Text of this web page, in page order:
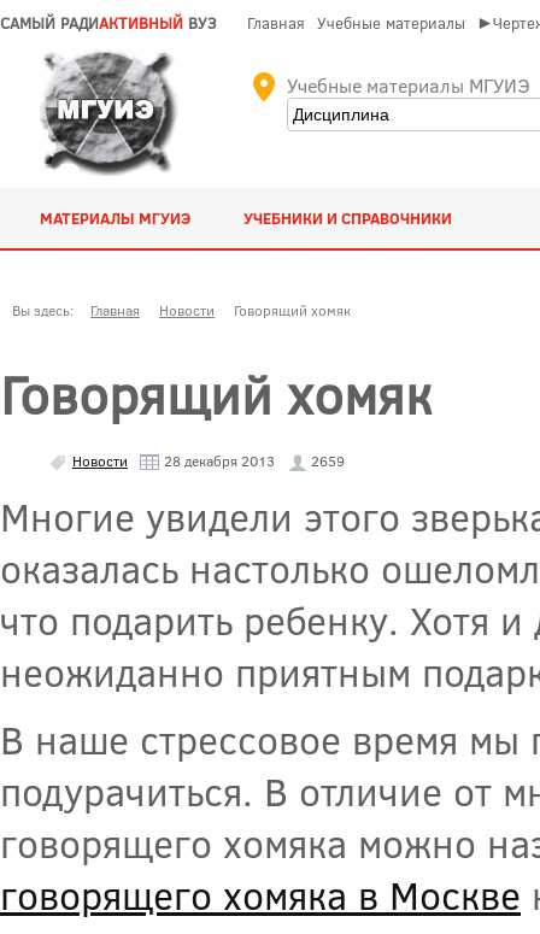
САМЫЙ РАДИАКТИВНЫЙ ВУЗ Главная Учебные материалы
Учебные материалы МГУИЭ
МАТЕРИАЛЫ МГУИЭ УЧЕБНИКИ И СПРАВОЧНИКИ
Вы здесь: Главная Новости Говорящий хомяк
Говорящий хомяк
Новости 28 декабря 2013 2659
Многие увидели этого
оказалась настолько
что подарить ребенку. Хотя
неожиданно приятным
В наше стрессовое время мы
подурачиться. В отличие от
говорящего хомяка можно
говорящего хомяка в Москве